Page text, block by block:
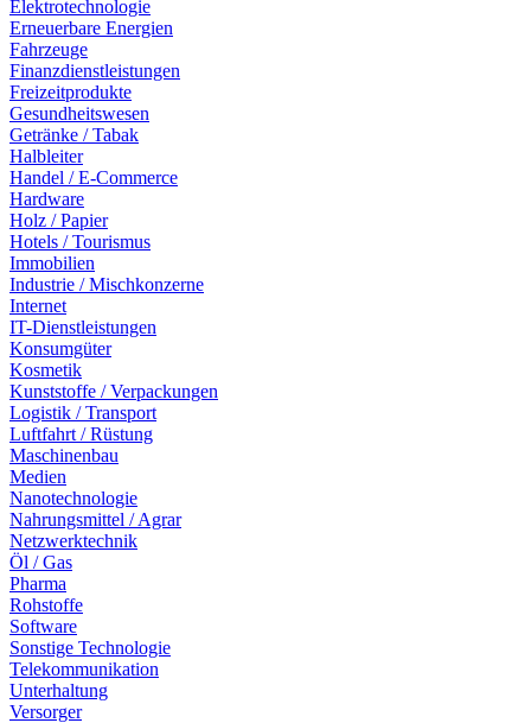
Elektrotechnologie
Erneuerbare Energien
Fahrzeuge
Finanzdienstleistungen
Freizeitprodukte
Gesundheitswesen
Getränke / Tabak
Halbleiter
Handel / E-Commerce
Hardware
Holz / Papier
Hotels / Tourismus
Immobilien
Industrie / Mischkonzerne
Internet
IT-Dienstleistungen
Konsumgüter
Kosmetik
Kunststoffe / Verpackungen
Logistik / Transport
Luftfahrt / Rüstung
Maschinenbau
Medien
Nanotechnologie
Nahrungsmittel / Agrar
Netzwerktechnik
Öl / Gas
Pharma
Rohstoffe
Software
Sonstige Technologie
Telekommunikation
Unterhaltung
Versorger